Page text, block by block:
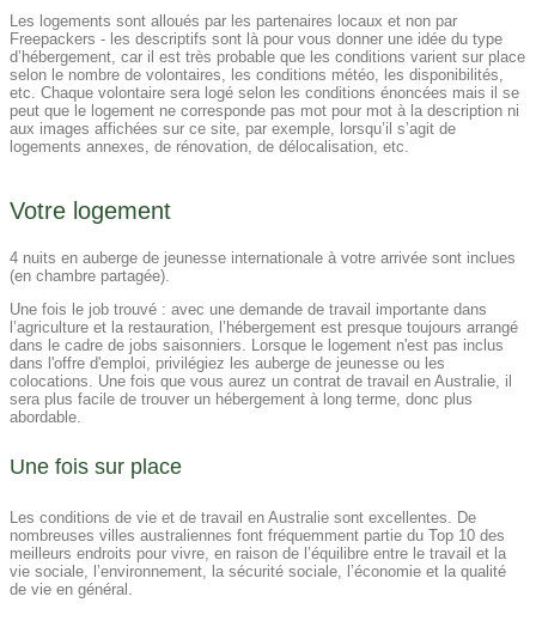
Les logements sont alloués par les partenaires locaux et non par
Freepackers - les descriptifs sont là pour vous donner une idée du type
d’hébergement, car il est très probable que les conditions varient sur place
selon le nombre de volontaires, les conditions météo, les disponibilités,
etc. Chaque volontaire sera logé selon les conditions énoncées mais il se
peut que le logement ne corresponde pas mot pour mot à la description ni
aux images affichées sur ce site, par exemple, lorsqu’il s’agit de
logements annexes, de rénovation, de délocalisation, etc.
Votre logement
4 nuits en auberge de jeunesse internationale à votre arrivée sont inclues
(en chambre partagée).
Une fois le job trouvé : avec une demande de travail importante dans
l’agriculture et la restauration, l’hébergement est presque toujours arrangé
dans le cadre de jobs saisonniers. Lorsque le logement n'est pas inclus
dans l'offre d'emploi, privilégiez les auberge de jeunesse ou les
colocations. Une fois que vous aurez un contrat de travail en Australie, il
sera plus facile de trouver un hébergement à long terme, donc plus
abordable.
Une fois sur place​
Les conditions de vie et de travail en Australie sont excellentes. De
nombreuses villes australiennes font fréquemment partie du Top 10 des
meilleurs endroits pour vivre, en raison de l’équilibre entre le travail et la
vie sociale, l’environnement, la sécurité sociale, l’économie et la qualité
de vie en général.